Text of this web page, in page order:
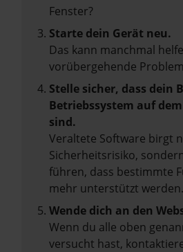
Fenster?
Starte dein Gerät neu.
Das kann manchmal
vorübergehende
Stelle sicher, dass dein
Betriebssystem auf
sind.
Veraltete Software birgt
Sicherheitsrisiko,
führen, dass bestimmte
mehr unterstützt werden.
Wende dich an den
Wenn du alle oben
versucht hast,